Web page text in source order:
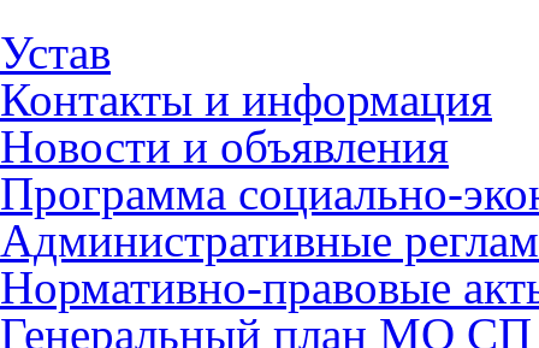
Устав
Контакты и информация
Новости и объявления
Программа социально-
Административные
Нормативно-правовые
Генеральный план МО СП